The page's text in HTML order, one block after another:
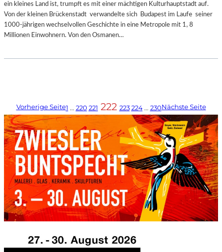
ein kleines Land ist, trumpft es mit einer mächtigen Kulturhauptstadt auf.
Von der kleinen Brückenstadt verwandelte sich Budapest im Laufe seiner
1000-jährigen wechselvollen Geschichte in eine Metropole mit 1, 8
Millionen Einwohnern. Von den Osmanen…
Vorherige Seite1 … 220 221 222 223 224 … 230Nächste Seite